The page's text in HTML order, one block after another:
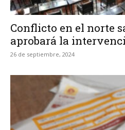
Conflicto en el norte
aprobará la
26 de septiembre, 2024